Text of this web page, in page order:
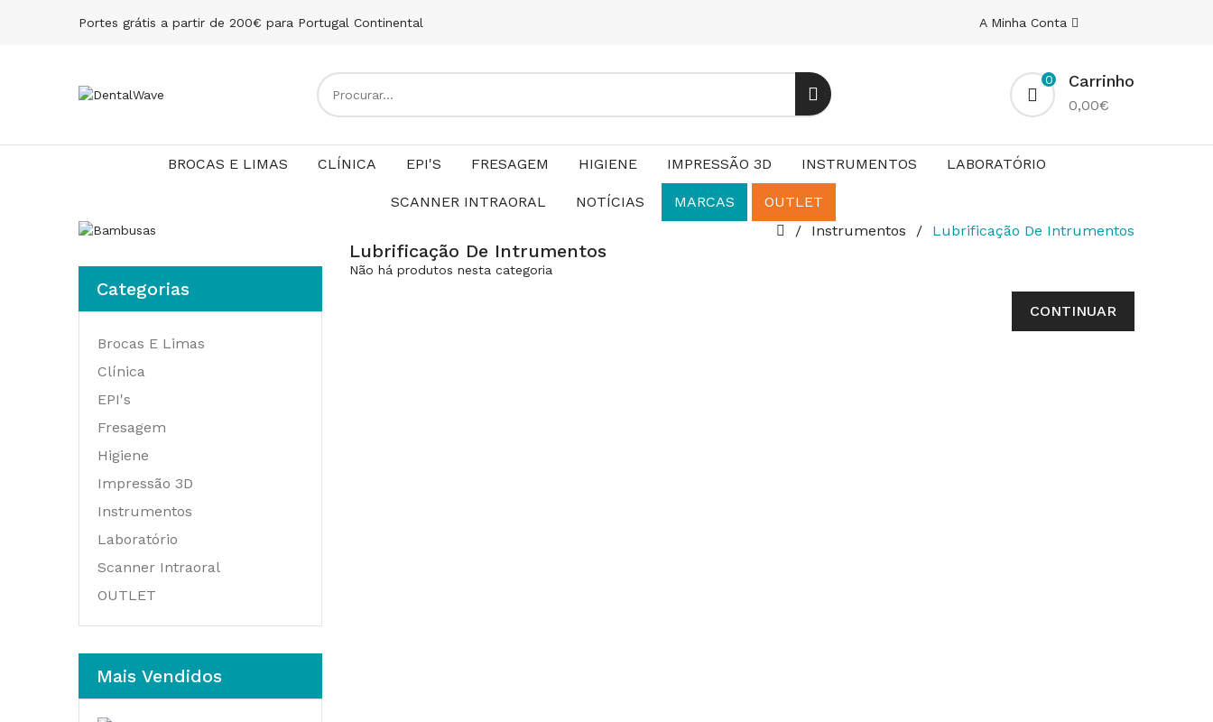
Portes grátis a partir de 200€ para Portugal Continental A Minha Conta
0 Carrinho
0,00€
BROCAS E LIMAS CLÍNICA EPI'S FRESAGEM HIGIENE IMPRESSÃO 3D INSTRUMENTOS LABORATÓRIO
SCANNER INTRAORAL NOTÍCIAS MARCAS
OUTLET
Instrumentos
Lubrificação De Intrumentos
Categorias
Brocas E Limas
Clínica
EPI's
Fresagem
Higiene
Impressão 3D
Instrumentos
Laboratório
Scanner Intraoral
OUTLET
Mais Vendidos
Lubrificação De Intrumentos
Não há produtos nesta categoria
CONTINUAR